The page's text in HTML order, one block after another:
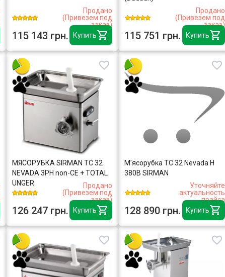
Купить
Продано
(Привезем под
заказ)
115 143 грн. Купить
Продано
(Привезем под
заказ)
115 751 грн.
Купить
МЯСОРУБКА SIRMAN TC 32
NEVADA 3PH non-CE + TOTAL
UNGER
Продано
(Привезем под
заказ)
126 247 грн. Купить
М'ясорубка TC 32 Nevada H
380В SIRMAN
Уточняйте
актуальность
прайса
128 890 грн.